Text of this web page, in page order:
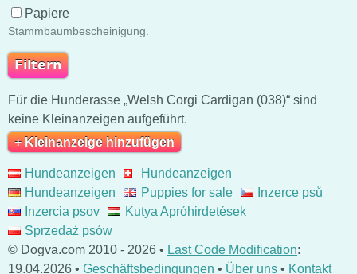
Papiere
Stammbaumbescheinigung.
Für die Hunderasse „Welsh Corgi Cardigan (038)“ sind
keine Kleinanzeigen aufgeführt.
+ Kleinanzeige hinzufügen
Hundeanzeigen
Hundeanzeigen
Hundeanzeigen
Puppies for sale
Inzerce psů
Inzercia psov
Kutya Apróhirdetések
Sprzedaż psów
© Dogva.com 2010 - 2026 • Last Code Modification:
19.04.2026 • Geschäftsbedingungen • Über uns • Kontakt